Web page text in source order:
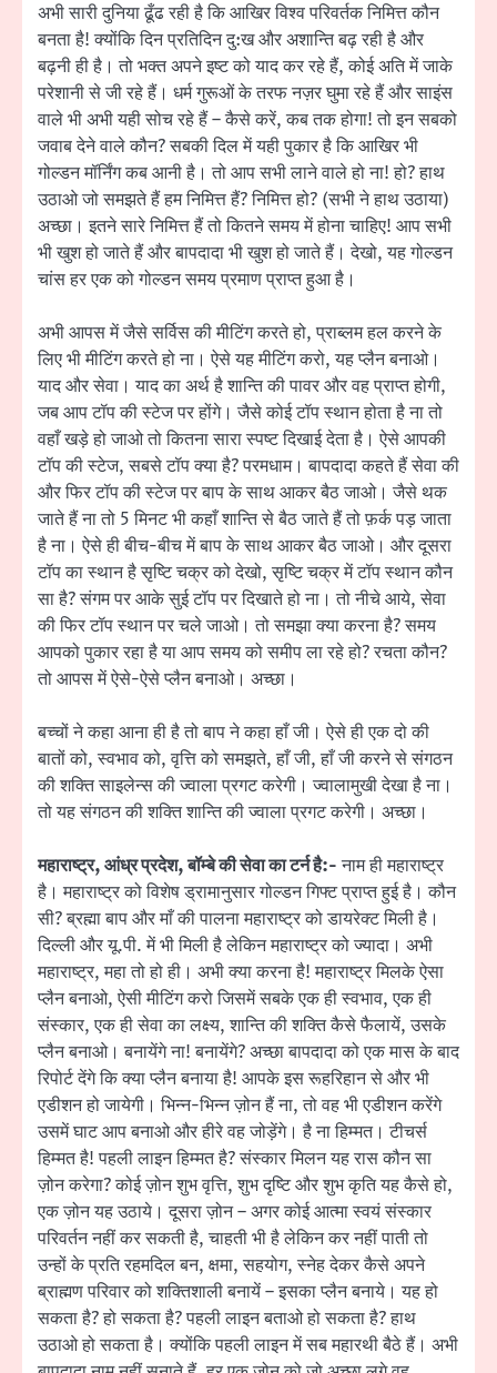
अभी सारी दुनिया ढूँढ रही है कि आखिर विश्व परिवर्तक निमित्त कौन
बनता है! क्योंकि दिन प्रतिदिन दु:ख और अशान्ति बढ़ रही है और
बढ़नी ही है। तो भक्त अपने इष्ट को याद कर रहे हैं, कोई अति में जाके
परेशानी से जी रहे हैं। धर्म गुरूओं के तरफ नज़र घुमा रहे हैं और साइंस
वाले भी अभी यही सोच रहे हैं – कैसे करें, कब तक होगा! तो इन सबको
जवाब देने वाले कौन? सबकी दिल में यही पुकार है कि आखिर भी
गोल्डन मॉर्निंग कब आनी है। तो आप सभी लाने वाले हो ना! हो? हाथ
उठाओ जो समझते हैं हम निमित्त हैं? निमित्त हो? (सभी ने हाथ उठाया)
अच्छा। इतने सारे निमित्त हैं तो कितने समय में होना चाहिए! आप सभी
भी खुश हो जाते हैं और बापदादा भी खुश हो जाते हैं। देखो, यह गोल्डन
चांस हर एक को गोल्डन समय प्रमाण प्राप्त हुआ है।
अभी आपस में जैसे सर्विस की मीटिंग करते हो, प्राब्लम हल करने के
लिए भी मीटिंग करते हो ना। ऐसे यह मीटिंग करो, यह प्लैन बनाओ।
याद और सेवा। याद का अर्थ है शान्ति की पावर और वह प्राप्त होगी,
जब आप टॉप की स्टेज पर होंगे। जैसे कोई टॉप स्थान होता है ना तो
वहाँ खड़े हो जाओ तो कितना सारा स्पष्ट दिखाई देता है। ऐसे आपकी
टॉप की स्टेज, सबसे टॉप क्या है? परमधाम। बापदादा कहते हैं सेवा की
और फिर टॉप की स्टेज पर बाप के साथ आकर बैठ जाओ। जैसे थक
जाते हैं ना तो 5 मिनट भी कहाँ शान्ति से बैठ जाते हैं तो फ़र्क पड़ जाता
है ना। ऐसे ही बीच-बीच में बाप के साथ आकर बैठ जाओ। और दूसरा
टॉप का स्थान है सृष्टि चक्र को देखो, सृष्टि चक्र में टॉप स्थान कौन
सा है? संगम पर आके सुई टॉप पर दिखाते हो ना। तो नीचे आये, सेवा
की फिर टॉप स्थान पर चले जाओ। तो समझा क्या करना है? समय
आपको पुकार रहा है या आप समय को समीप ला रहे हो? रचता कौन?
तो आपस में ऐसे-ऐसे प्लैन बनाओ। अच्छा।
बच्चों ने कहा आना ही है तो बाप ने कहा हाँ जी। ऐसे ही एक दो की
बातों को, स्वभाव को, वृत्ति को समझते, हाँ जी, हाँ जी करने से संगठन
की शक्ति साइलेन्स की ज्वाला प्रगट करेगी। ज्वालामुखी देखा है ना।
तो यह संगठन की शक्ति शान्ति की ज्वाला प्रगट करेगी। अच्छा।
महाराष्ट्र, आंध्र प्रदेश, बॉम्बे की सेवा का टर्न है:-नाम ही महाराष्ट्र
है। महाराष्ट्र को विशेष ड्रामानुसार गोल्डन गिफ्ट प्राप्त हुई है। कौन
सी? ब्रह्मा बाप और माँ की पालना महाराष्ट्र को डायरेक्ट मिली है।
दिल्ली और यू.पी. में भी मिली है लेकिन महाराष्ट्र को ज्यादा। अभी
महाराष्ट्र, महा तो हो ही। अभी क्या करना है! महाराष्ट्र मिलके ऐसा
प्लैन बनाओ, ऐसी मीटिंग करो जिसमें सबके एक ही स्वभाव, एक ही
संस्कार, एक ही सेवा का लक्ष्य, शान्ति की शक्ति कैसे फैलायें, उसके
प्लैन बनाओ। बनायेंगे ना! बनायेंगे? अच्छा बापदादा को एक मास के बाद
रिपोर्ट देंगे कि क्या प्लैन बनाया है! आपके इस रूहरिहान से और भी
एडीशन हो जायेगी। भिन्न-भिन्न ज़ोन हैं ना, तो वह भी एडीशन करेंगे
उसमें घाट आप बनाओ और हीरे वह जोड़ेंगे। है ना हिम्मत। टीचर्स
हिम्मत है! पहली लाइन हिम्मत है? संस्कार मिलन यह रास कौन सा
ज़ोन करेगा? कोई ज़ोन शुभ वृत्ति, शुभ दृष्टि और शुभ कृति यह कैसे हो,
एक ज़ोन यह उठाये। दूसरा ज़ोन – अगर कोई आत्मा स्वयं संस्कार
परिवर्तन नहीं कर सकती है, चाहती भी है लेकिन कर नहीं पाती तो
उन्हों के प्रति रहमदिल बन, क्षमा, सहयोग, स्नेह देकर कैसे अपने
ब्राह्मण परिवार को शक्तिशाली बनायें – इसका प्लैन बनाये। यह हो
सकता है? हो सकता है? पहली लाइन बताओ हो सकता है? हाथ
उठाओ हो सकता है। क्योंकि पहली लाइन में सब महारथी बैठे हैं। अभी